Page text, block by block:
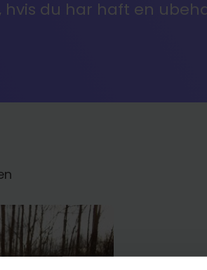
du har haft en